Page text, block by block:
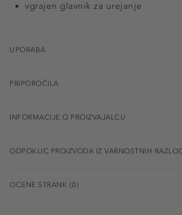
vgrajen glavnik za urejanje
UPORABA
PRIPOROČILA
INFORMACIJE O PROIZVAJALCU
ODPOKLIC PROIZVODA IZ VARNOSTNIH
OCENE STRANK (0)